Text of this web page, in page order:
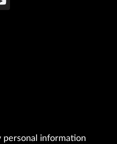
personal information